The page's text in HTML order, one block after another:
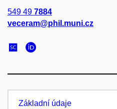
549 49 7884
veceram@phil.muni.cz
Základní údaje